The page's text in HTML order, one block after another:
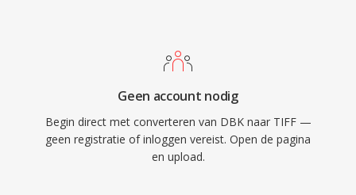
Geen account nodig
Begin direct met converteren van DBK naar TIFF —
geen registratie of inloggen vereist. Open de pagina
en upload.